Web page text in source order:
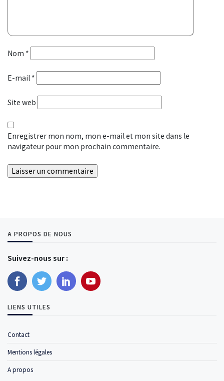
Nom *
E-mail *
Site web
Enregistrer mon nom, mon e-mail et mon site dans le
navigateur pour mon prochain commentaire.
A PROPOS DE NOUS
Suivez-nous sur :
LIENS UTILES
Contact
Mentions légales
A propos